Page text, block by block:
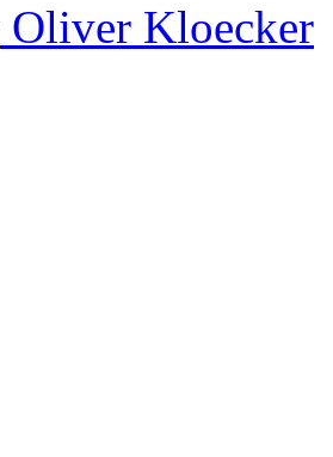
Oliver Kloecker